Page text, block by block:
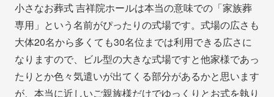
小さなお葬式 吉祥院ホールは本当の意味での「家族葬
専用」という名前がぴったりの式場です。式場の広さも
大体20名から多くても30名位までは利用できる広さに
なりますので、ビル型の大きな式場ですと他家様であっ
たりとか色々気遣いが出てくる部分があるかと思います
が、本当に近しいご親族様だけでゆっくりとお式を執り